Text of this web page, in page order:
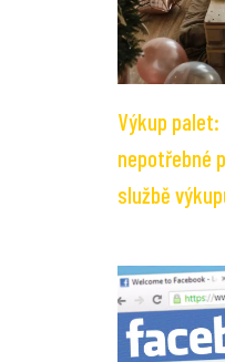
Výkup
nepotřebné
službě